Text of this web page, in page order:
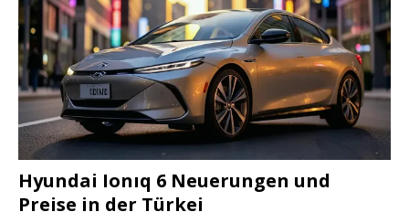
Hyundai Ionıq 6 Neuerungen und
Preise in der Türkei